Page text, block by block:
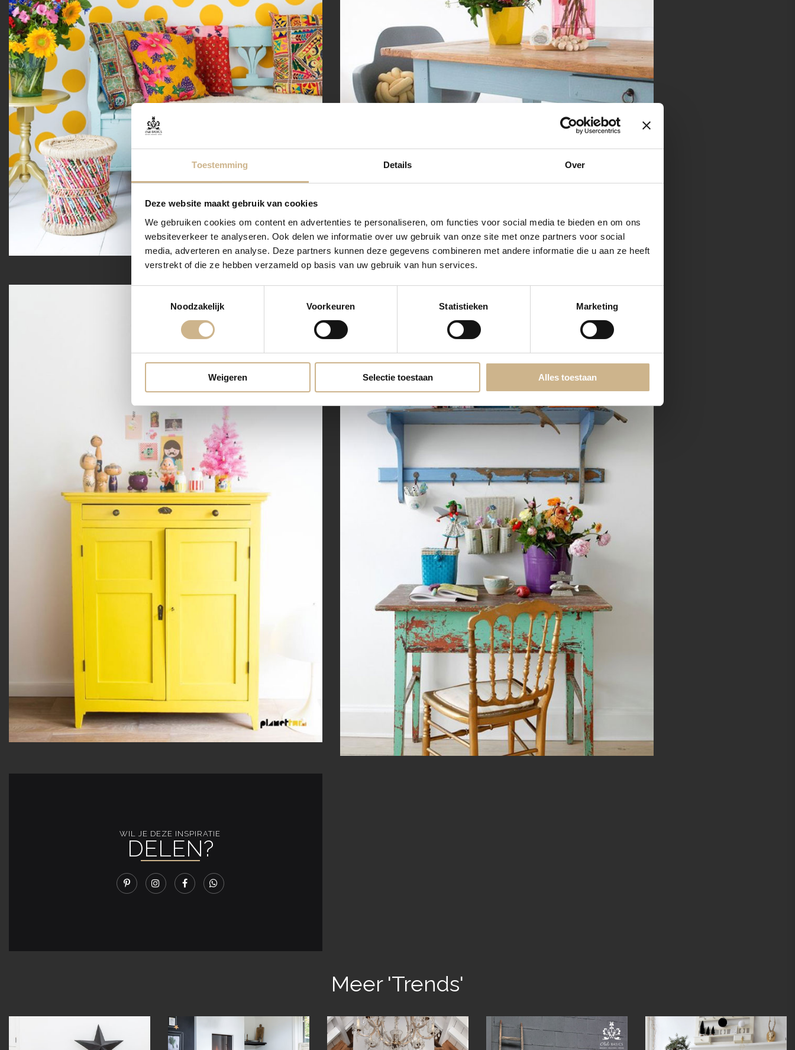
Toestemming Details Over
Deze website maakt gebruik van cookies
We gebruiken cookies om content en advertenties te personaliseren, om functies voor social media te bieden en om ons
websiteverkeer te analyseren. Ook delen we informatie over uw gebruik van onze site met onze partners voor social
media, adverteren en analyse. Deze partners kunnen deze gegevens combineren met andere informatie die u aan ze heeft
verstrekt of die ze hebben verzameld op basis van uw gebruik van hun services.
Noodzakelijk
Voorkeuren Statistieken Marketing
Weigeren Selectie toestaan Alles toestaan
WIL JE DEZE INSPIRATIE
DELEN?
Meer 'Trends'